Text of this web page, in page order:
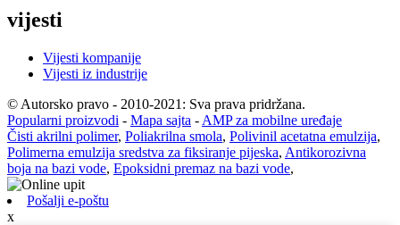
vijesti
Vijesti kompanije
Vijesti iz industrije
© Autorsko pravo - 2010-2021: Sva prava pridržana.
Popularni proizvodi - Mapa sajta - AMP za mobilne uređaje
Čisti akrilni polimer, Poliakrilna smola, Polivinil acetatna emulzija,
Polimerna emulzija sredstva za fiksiranje pijeska, Antikorozivna
boja na bazi vode, Epoksidni premaz na bazi vode,
Pošalji e-poštu
x